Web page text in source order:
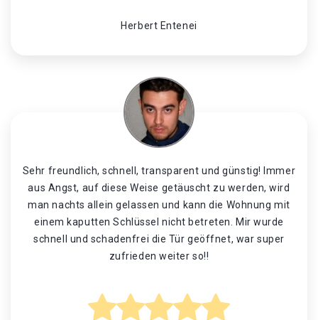
Herbert Entenei
Sehr freundlich, schnell, transparent und günstig! Immer
aus Angst, auf diese Weise getäuscht zu werden, wird
man nachts allein gelassen und kann die Wohnung mit
einem kaputten Schlüssel nicht betreten. Mir wurde
schnell und schadenfrei die Tür geöffnet, war super
zufrieden weiter so!!